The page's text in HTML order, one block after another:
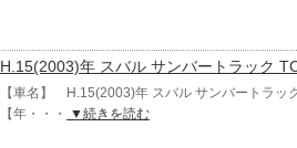
H.15(2003)年 スバル サンバートラック
【車名】 H.15(2003)年 スバル サンバートラッ
【年・・・
▼続きを読む